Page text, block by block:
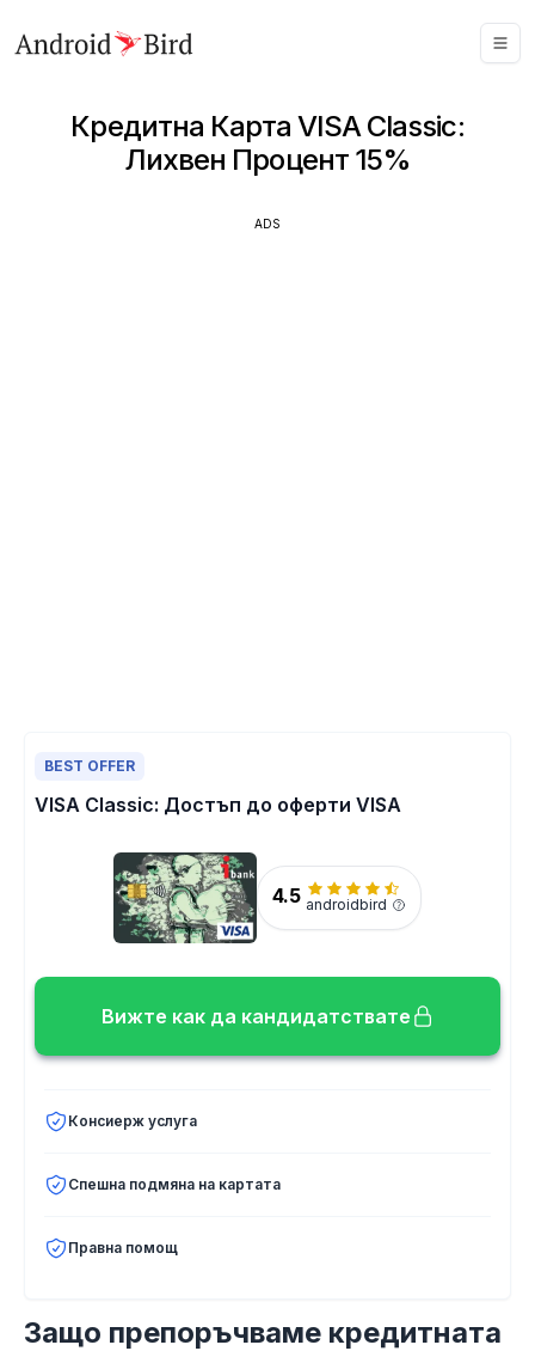
Кредитна Карта VISA Classic:
Лихвен Процент 15%
ADS
BEST OFFER
VISA Classic: Достъп до оферти VISA
4.5 androidbird
Вижте как да кандидатствате
Консиерж услуга
Спешна подмяна на картата
Правна помощ
Защо препоръчваме кредитната